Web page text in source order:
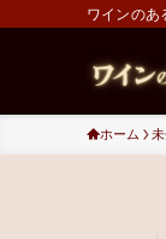
ワインのあ
ホーム